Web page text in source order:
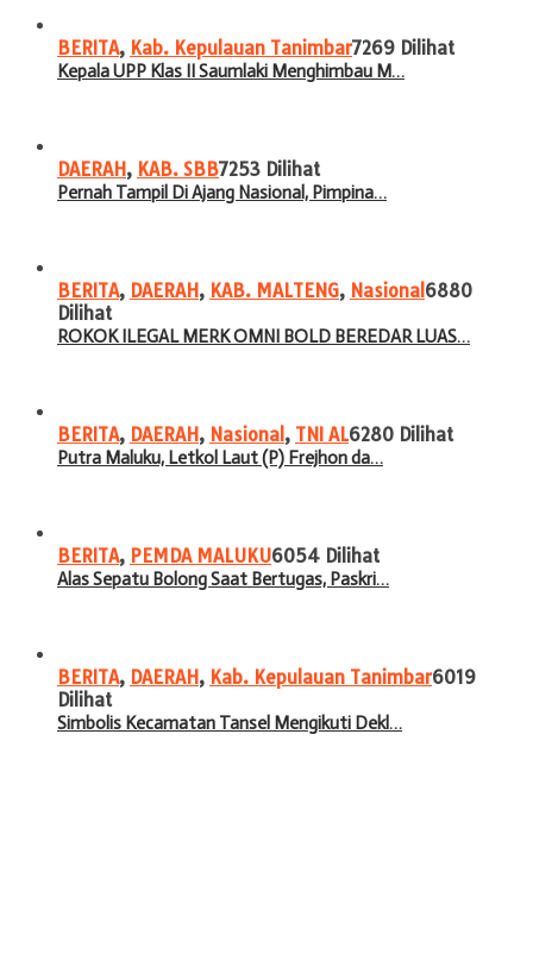
BERITA, Kab. Kepulauan Tanimbar7269 Dilihat
Kepala UPP Klas II Saumlaki Menghimbau M…
DAERAH, KAB. SBB7253 Dilihat
Pernah Tampil Di Ajang Nasional, Pimpina…
BERITA, DAERAH, KAB. MALTENG, Nasional 6880
Dilihat
ROKOK ILEGAL MERK OMNI BOLD BEREDAR LUAS…
BERITA, DAERAH, Nasional , TNI AL6280 Dilihat
Putra Maluku, Letkol Laut (P) Frejhon da…
BERITA, PEMDA MALUKU6054 Dilihat
Alas Sepatu Bolong Saat Bertugas, Paskri…
BERITA, DAERAH, Kab. Kepulauan Tanimbar6019
Dilihat
Simbolis Kecamatan Tansel Mengikuti Dekl…